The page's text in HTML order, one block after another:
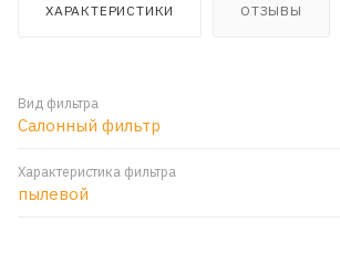
ХАРАКТЕРИСТИКИ ОТЗЫВЫ
Вид фильтра
Салонный фильтр
Характеристика фильтра
пылевой